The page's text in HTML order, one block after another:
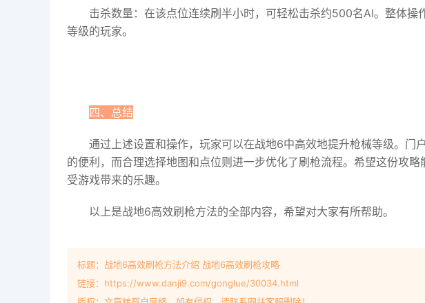
击杀数量：在该点位连续刷半小时，可轻松击杀约500名AI。整体操
等级的玩家。
四、总结
通过上述设置和操作，玩家可以在战地6中高效地提升枪械等级。门
的便利，而合理选择地图和点位则进一步优化了刷枪流程。希望这份攻
受游戏带来的乐趣。
以上是战地6高效刷枪方法的全部内容，希望对大家有所帮助。
标题：战地6高效刷枪方法介绍 战地6高效刷枪攻略
链接：https://www.danji9.com/gonglue/30034.html